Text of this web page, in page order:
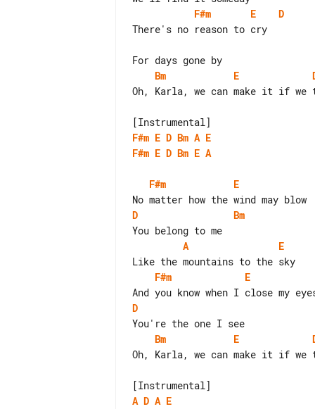
F#m
E
D
There's no reason to cry
Bm
E
Oh, Karla, we can make it if we
F#m E D Bm A E
F#m E D Bm E A
F#m
E
D
Bm
A
E
F#m
E
D
Bm
E
Oh, Karla, we can make it if we
A D A E